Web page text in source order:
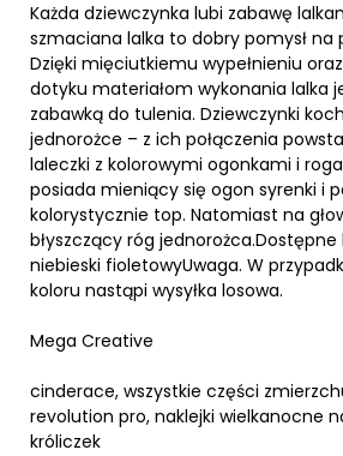
Każda dziewczynka lubi zabawę
szmaciana lalka to dobry pomysł na
Dzięki mięciutkiemu wypełnieniu
dotyku materiałom wykonania lalka
zabawką do tulenia. Dziewczynki
jednorożce – z ich połączenia
laleczki z kolorowymi ogonkami i
posiada mieniący się ogon syrenki i
kolorystycznie top. Natomiast na
błyszczący róg jednorożca.Dostępne
niebieski fioletowyUwaga. W
koloru nastąpi wysyłka losowa.
Mega Creative
cinderace, wszystkie części
revolution pro, naklejki wielkanocne
króliczek